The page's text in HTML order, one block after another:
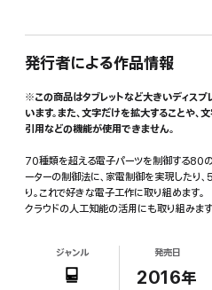
発行者による作品情報
※この商品はタブレットなど大きいディス
います。また、文字だけを拡大することや、
引用などの機能が使用できません。
70種類を超える電子パーツを制御する80
ーターの制御法に、家電制御を実現したり
り。これで好きな電子工作に取り組めます。
クラウドの人工知能の活用にも取り組みま
ジャンル 発売日
2016年